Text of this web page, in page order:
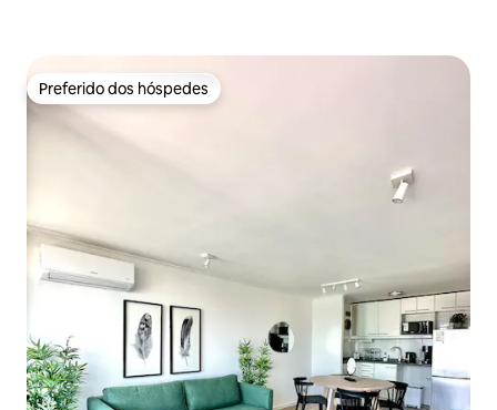
Preferido dos hóspedes
Preferido dos hóspedes